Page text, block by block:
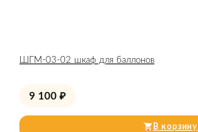
ШГМ-03-02 шкаф для баллонов
9 100 ₽
В корзину